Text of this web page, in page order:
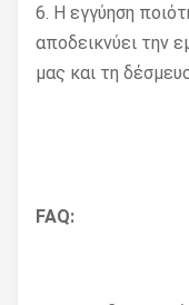
6. Η εγγύηση
αποδεικνύει την
μας και τη
FAQ: